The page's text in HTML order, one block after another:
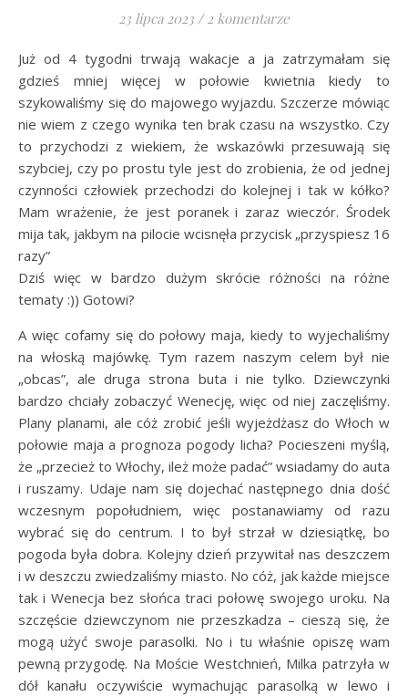
23 lipca 2023 / 2 komentarze
Już od 4 tygodni trwają wakacje a ja zatrzymałam się
gdzieś mniej więcej w połowie kwietnia kiedy to
szykowaliśmy się do majowego wyjazdu. Szczerze mówiąc
nie wiem z czego wynika ten brak czasu na wszystko. Czy
to przychodzi z wiekiem, że wskazówki przesuwają się
szybciej, czy po prostu tyle jest do zrobienia, że od jednej
czynności człowiek przechodzi do kolejnej i tak w kółko?
Mam wrażenie, że jest poranek i zaraz wieczór. Środek
mija tak, jakbym na pilocie wcisnęła przycisk „przyspiesz 16
razy”
Dziś więc w bardzo dużym skrócie różności na różne
tematy :)) Gotowi?
A więc cofamy się do połowy maja, kiedy to wyjechaliśmy
na włoską majówkę. Tym razem naszym celem był nie
„obcas”, ale druga strona buta i nie tylko. Dziewczynki
bardzo chciały zobaczyć Wenecję, więc od niej zaczęliśmy.
Plany planami, ale cóż zrobić jeśli wyjeżdżasz do Włoch w
połowie maja a prognoza pogody licha? Pocieszeni myślą,
że „przecież to Włochy, ileż może padać” wsiadamy do auta
i ruszamy. Udaje nam się dojechać następnego dnia dość
wczesnym popołudniem, więc postanawiamy od razu
wybrać się do centrum. I to był strzał w dziesiątkę, bo
pogoda była dobra. Kolejny dzień przywitał nas deszczem
i w deszczu zwiedzaliśmy miasto. No cóż, jak każde miejsce
tak i Wenecja bez słońca traci połowę swojego uroku. Na
szczęście dziewczynom nie przeszkadza – cieszą się, że
mogą użyć swoje parasolki. No i tu właśnie opiszę wam
pewną przygodę. Na Moście Westchnień, Milka patrzyła w
dół kanału oczywiście wymachując parasolką w lewo i